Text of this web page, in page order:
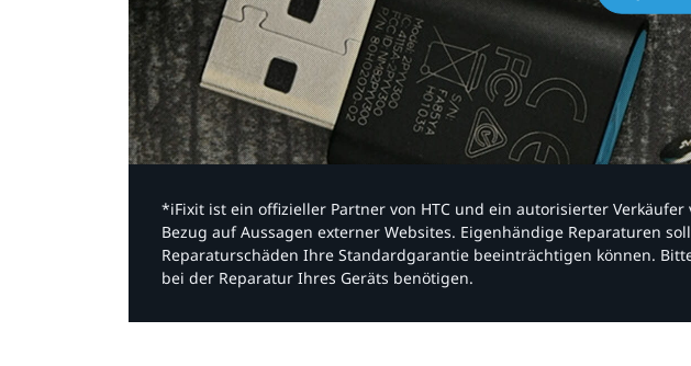
*iFixit ist ein offizieller Partner von HTC und ein autorisierter
Bezug auf Aussagen externer Websites. Eigenhändige Reparaturen
Reparaturschäden Ihre Standardgarantie beeinträchtigen können.
bei der Reparatur Ihres Geräts benötigen.​